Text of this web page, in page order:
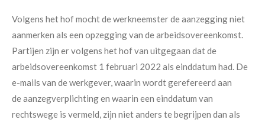
Volgens het hof mocht de werkneemster de aanzegging niet
aanmerken als een opzegging van de arbeidsovereenkomst.
Partijen zijn er volgens het hof van uitgegaan dat de
arbeidsovereenkomst 1 februari 2022 als einddatum had. De
e-mails van de werkgever, waarin wordt gerefereerd aan
de aanzegverplichting en waarin een einddatum van
rechtswege is vermeld, zijn niet anders te begrijpen dan als